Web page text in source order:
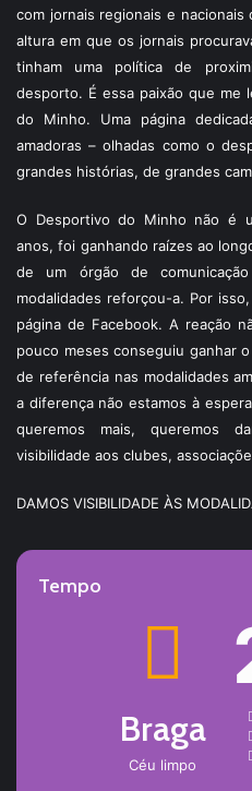
com jornais regionais e
altura em que os jornais
tinham uma política de
desporto. É essa paixão que me
do Minho. Uma página
amadoras – olhadas como o
grandes histórias, de grandes
O Desportivo do Minho não é
anos, foi ganhando raízes ao
de um órgão de
modalidades reforçou-a. Por
página de Facebook. A reação
pouco meses conseguiu ganhar
de referência nas modalidades
a diferença não estamos à
queremos mais, queremos
visibilidade aos clubes,
DAMOS VISIBILIDADE ÀS
Tempo
Braga
Céu limpo